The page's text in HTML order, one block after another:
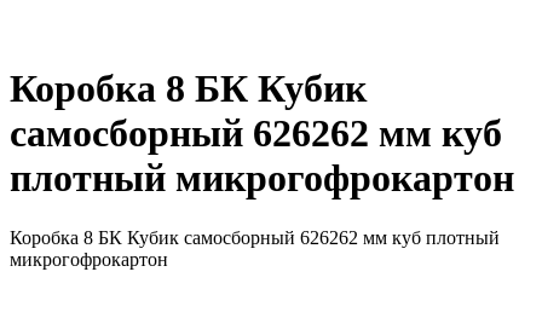
Коробка 8 БК Кубик
самосборный 626262 мм куб
плотный микрогофрокартон
Коробка 8 БК Кубик самосборный 626262 мм куб плотный
микрогофрокартон